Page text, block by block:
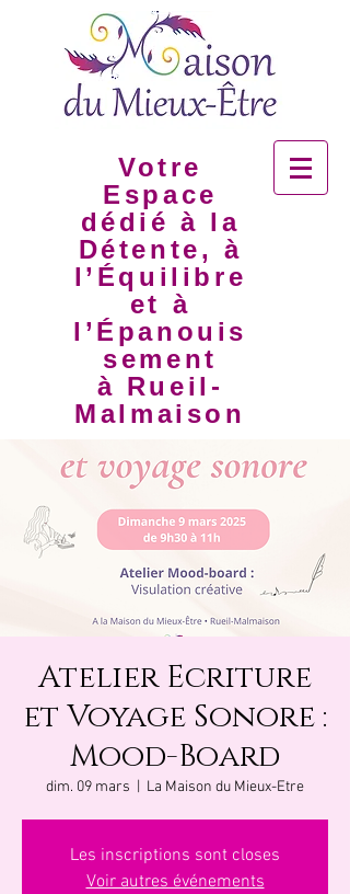
Votre
Espace
dédié à la
Détente, à
l’Équilibre
et à
l’Épanouis
sement
à Rueil-
Malmaison
Atelier Ecriture
et Voyage Sonore :
Mood-Board
dim. 09 mars La Maison du Mieux-Etre
Les inscriptions sont closes
Voir autres événements